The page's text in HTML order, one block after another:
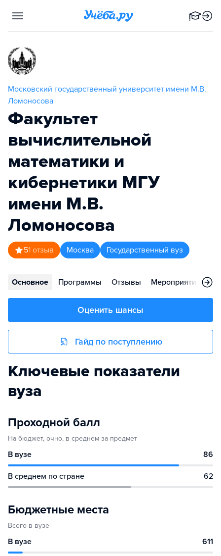
Московский государственный университет имени М.В.
Ломоносова
Факультет
вычислительной
математики и
кибернетики МГУ
имени М.В.
Ломоносова
51 отзыв Москва Государственный вуз
Основное Программы Отзывы Мероприятия
Оценить шансы
Гайд по поступлению
Ключевые показатели
вуза
Проходной балл
На бюджет, очно, в среднем за предмет
В вузе 86
В среднем по стране 62
Бюджетные места
Всего в вузе
В вузе 611